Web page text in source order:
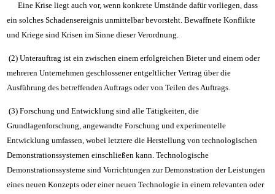
Eine Krise liegt auch vor, wenn konkrete Umstände dafür vorliegen, dass
ein solches Schadensereignis unmittelbar bevorsteht. Bewaffnete Konflikte
und Kriege sind Krisen im Sinne dieser Verordnung.
(2) Unterauftrag ist ein zwischen einem erfolgreichen Bieter und einem oder
mehreren Unternehmen geschlossener entgeltlicher Vertrag über die
Ausführung des betreffenden Auftrags oder von Teilen des Auftrags.
(3) Forschung und Entwicklung sind alle Tätigkeiten, die
Grundlagenforschung, angewandte Forschung und experimentelle
Entwicklung umfassen, wobei letztere die Herstellung von technologischen
Demonstrationssystemen einschließen kann. Technologische
Demonstrationssysteme sind Vorrichtungen zur Demonstration der Leistungen
eines neuen Konzepts oder einer neuen Technologie in einem relevanten oder